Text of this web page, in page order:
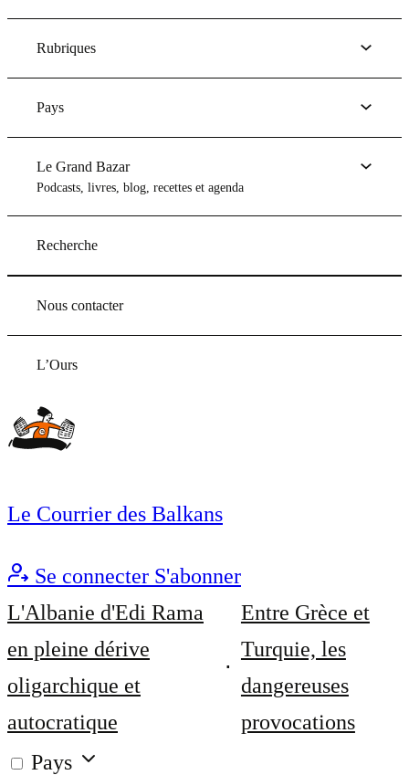
Rubriques
Pays
Le Grand Bazar
Podcasts, livres, blog, recettes et agenda
Recherche
Nous contacter
L’Ours
Le Courrier des Balkans
Se connecter S'abonner
L'Albanie d'Edi Rama
en pleine dérive
oligarchique et
autocratique
Entre Grèce et
Turquie, les
dangereuses
provocations
Pays